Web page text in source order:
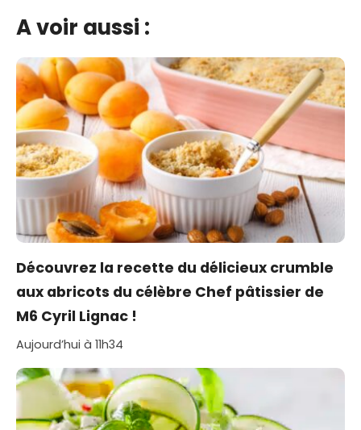
A voir aussi :
Découvrez la recette du délicieux crumble
aux abricots du célèbre Chef pâtissier de
M6 Cyril Lignac !
Aujourd’hui à 11h34